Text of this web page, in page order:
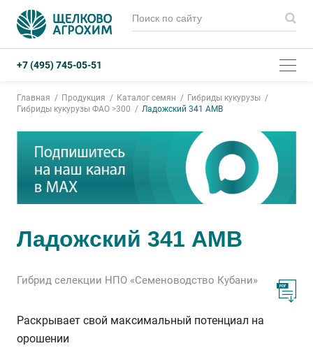
+7 (495) 745-05-51
Главная Продукция Каталог семян
Гибриды кукурузы
Гибриды кукурузы ФАО >300
Ладожский 341 АМВ
Ладожский 341 АМВ
Гибрид селекции НПО «Семеноводство Кубани»
Раскрывает свой максимальный потенциал на
орошении